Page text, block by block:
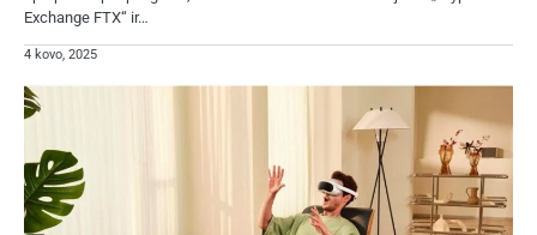
Exchange FTX“ ir…
4 kovo, 2025